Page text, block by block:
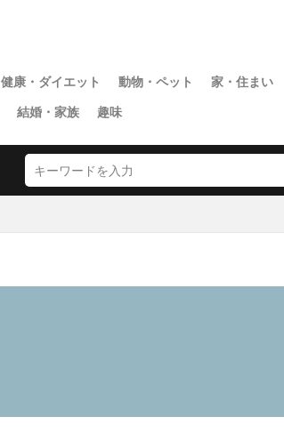
健康・ダイエット 動物・ペット
家・住まい
結婚・家族 趣味